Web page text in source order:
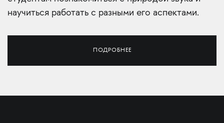
научиться работать с разными его аспектами.
ПОДРОБНЕЕ